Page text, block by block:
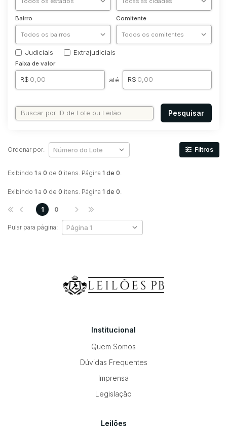
Bairro Comitente
Judiciais Extrajudiciais
Faixa de valor
R$ até R$
Pesquisar
Exibindo 1 a 0 de 0 itens. Página 1 de 0.
Ordenar por: Filtros
Exibindo 1 a 0 de 0 itens. Página 1 de 0.
Pular para página:
1 0
Institucional
Quem Somos
Dúvidas Frequentes
Imprensa
Legislação
Leilões